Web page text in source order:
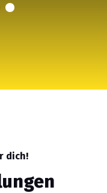
dich!